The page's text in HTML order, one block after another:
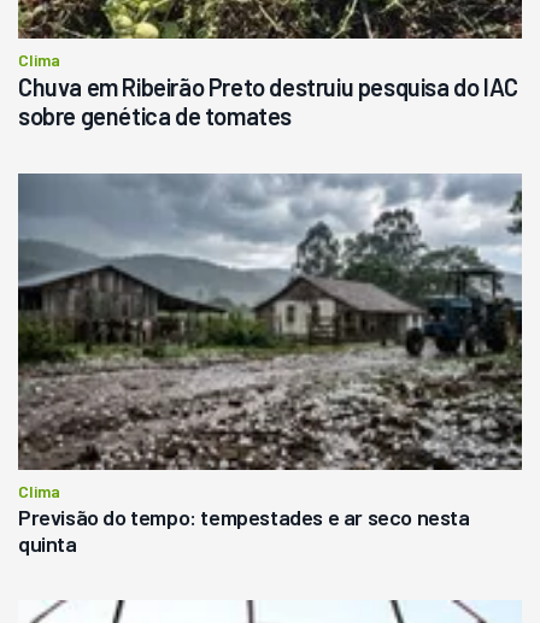
Clima
Chuva em Ribeirão Preto destruiu pesquisa do IAC
sobre genética de tomates
Clima
Previsão do tempo: tempestades e ar seco nesta
quinta